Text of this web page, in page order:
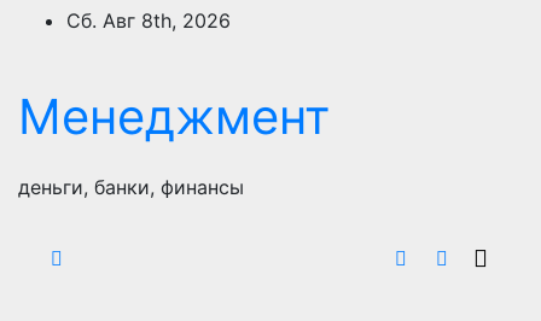
ПерейтиСб. Авг 8th, 2026
Менеджмент
деньги, банки, финансы